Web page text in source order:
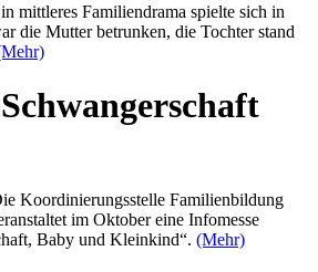
mittleres Familiendrama spielte sich in
die Mutter betrunken, die Tochter stand
Koordinierungsstelle Familienbildung
im Oktober eine Infomesse
Baby und Kleinkind“. (Mehr)